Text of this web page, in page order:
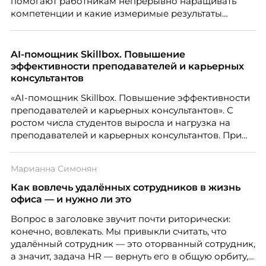
компетенции и какие измеримые результаты
закупкам направления «Минеральная изоляция»
компании ТЕХНОНИКОЛЬ.
AI-помощник Skillbox. Повышение
эффективности преподавателей и карьерных
консультантов
«AI-помощник Skillbox. Повышение эффективности
преподавателей и карьерных консультантов». С
ростом числа студентов выросла и нагрузка на
преподавателей и карьерных консультантов. При
повысить эффективность сотрудников, ускорить
процессы, сохранить качество поддержки и
масштабироваться без роста команды. Так и
Skillbox.
Марианна Симонян
Как вовлечь удалённых сотрудников в жизнь
офиса — и нужно ли это
Вопрос в заголовке звучит почти риторически:
конечно, вовлекать. Мы привыкли считать, что
удалённый сотрудник — это оторванный сотрудник,
а значит, задача HR — вернуть его в общую орбиту,